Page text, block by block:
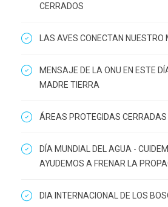
CERRADOS
LAS AVES CONECTAN NUESTRO
MENSAJE DE LA ONU EN ESTE
MADRE TIERRA
ÁREAS PROTEGIDAS CERRADAS
DÍA MUNDIAL DEL AGUA -
AYUDEMOS A FRENAR LA
DIA INTERNACIONAL DE LOS